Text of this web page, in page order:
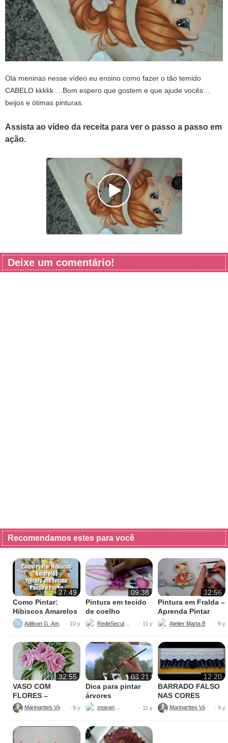
Olá meninas nesse vídeo eu ensino como fazer o tão temido
CABELO kkkkk….Bom espero que gostem e que ajude vocês…
beijos e ótimas pinturas.
Assista ao vídeo da receita para ver o passo a passo em
ação.
Deixe um comentário!
Recomendamos estes para você
27:49
Como Pintar:
Hibiscos Amarelos
· 10 y
09:38
Pintura em tecido
de coelho
RedeSeculo21 · 11 y
32:56
Pintura em Fralda –
Aprenda Pintar
Ursinha
Atelier Marta Beatriz· 8 y
32:55
VASO COM
FLORES –
PINTURAS
· 9 y
03:21
Dica para pintar
árvores
zearantes · 11 y
12:20
BARRADO FALSO
NAS CORES
AMARELO E
PRETO
· 9 y